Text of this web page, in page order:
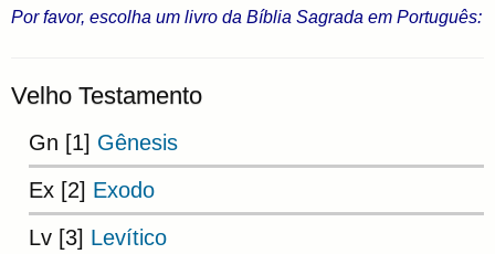
Por favor, escolha um livro da Bíblia Sagrada em Português:
Velho Testamento
Gn [1] Gênesis
Ex [2] Exodo
Lv [3] Levítico